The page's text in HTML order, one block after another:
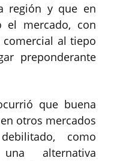
región y que en
el mercado, con
al tiepo
preponderante
que buena
otros mercados
como
alternativa